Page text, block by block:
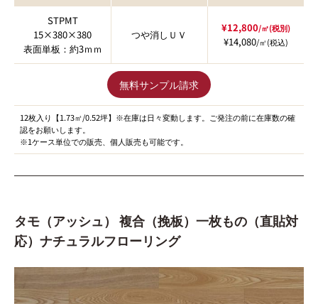
STPMT
15×380×380
表面単板：約3ｍｍ
つや消しＵＶ
¥12,800/㎡(税別)
¥14,080/㎡(税込)
無料サンプル請求
12枚入り【1.73㎡/0.52坪】※在庫は日々変動します。ご発注の前に在庫数の確
認をお願いします。
※1ケース単位での販売、個人販売も可能です。
タモ（アッシュ） 複合（挽板）一枚もの（直貼対
応）ナチュラルフローリング